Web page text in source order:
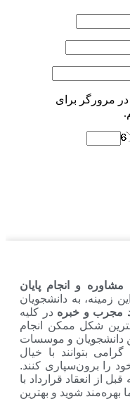
مرورگر برای
و انجام پایان
زمینه، به دانشجویان
مجرب و خبره در کلیه
شکل ممکن انجام
دانشجویان و موسسات
بتوانند با خیال
را برون‌سپاری کنند.
از انعقاد قرارداد با
شوید و بهترین